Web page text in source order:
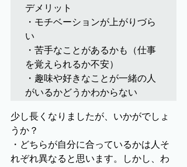
デメリット
・モチベーションが上がりづら
い
・苦手なことがあるかも（仕事
を覚えられるか不安）
・趣味や好きなことが一緒の人
がいるかどうかわからない
少し長くなりましたが、いかがでしょ
うか？
・どちらが自分に合っているかは人そ
れぞれ異なると思います。しかし、わ